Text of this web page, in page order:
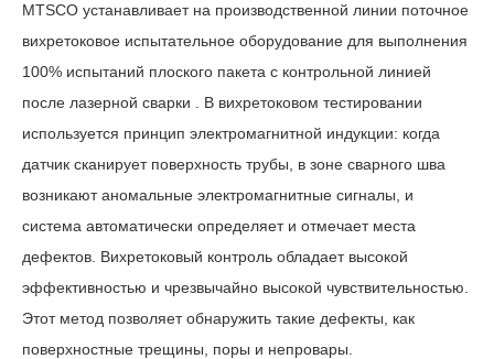
MTSCO устанавливает на производственной линии поточное
вихретоковое испытательное оборудование для выполнения
100% испытаний плоского пакета с контрольной линией
после лазерной сварки
. В вихретоковом тестировании
используется принцип электромагнитной индукции: когда
датчик сканирует поверхность трубы, в зоне сварного шва
возникают аномальные электромагнитные сигналы, и
система автоматически определяет и отмечает места
дефектов. Вихретоковый контроль обладает высокой
эффективностью и чрезвычайно высокой чувствительностью.
Этот метод позволяет обнаружить такие дефекты, как
поверхностные трещины, поры и непровары.